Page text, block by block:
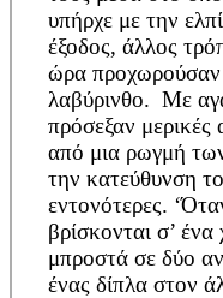
υπήρχε με την
έξοδος, άλλος
ώρα προχωρούσαν
λαβύρινθο. Με
πρόσεξαν μερικές
από μια ρωγμή
την κατεύθυνση
εντονότερες.
βρίσκονται σ’
μπροστά σε δύο
ένας δίπλα στον